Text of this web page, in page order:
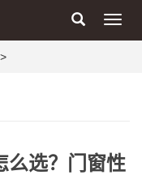
>
么选？门窗性